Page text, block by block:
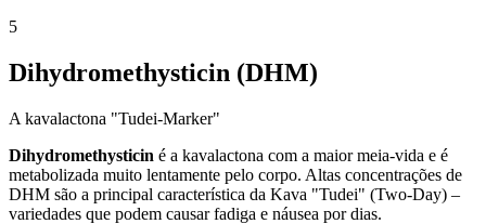
5
Dihydromethysticin (DHM)
A kavalactona "Tudei-Marker"
Dihydromethysticin é a kavalactona com a maior meia-vida e é
metabolizada muito lentamente pelo corpo. Altas concentrações de
DHM são a principal característica da Kava "Tudei" (Two-Day) –
variedades que podem causar fadiga e náusea por dias.